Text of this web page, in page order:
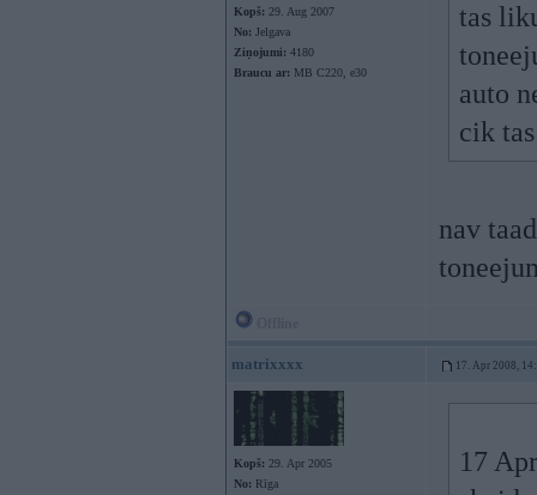
Kopš: 29. Aug 2007
No: Jelgava
Ziņojumi: 4180
Braucu ar: MB C220, e30
tas
auto
cik
nav
matrixxxx 17. Apr 2008,
Kopš: 29. Apr 2005
No: Rīga
17